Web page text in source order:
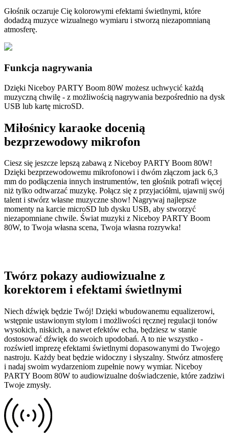
Głośnik oczaruje Cię kolorowymi efektami świetlnymi, które
dodadzą muzyce wizualnego wymiaru i stworzą niezapomnianą
atmosferę.
Funkcja nagrywania
Dzięki Niceboy PARTY Boom 80W możesz uchwycić każdą
muzyczną chwilę - z możliwością nagrywania bezpośrednio na dysk
USB lub kartę microSD.
Miłośnicy karaoke docenią
bezprzewodowy mikrofon
Ciesz się jeszcze lepszą zabawą z Niceboy PARTY Boom 80W!
Dzięki bezprzewodowemu mikrofonowi i dwóm złączom jack 6,3
mm do podłączenia innych instrumentów, ten głośnik potrafi więcej
niż tylko odtwarzać muzykę. Połącz się z przyjaciółmi, ujawnij swój
talent i stwórz własne muzyczne show! Nagrywaj najlepsze
momenty na karcie microSD lub dysku USB, aby stworzyć
niezapomniane chwile. Świat muzyki z Niceboy PARTY Boom
80W, to Twoja własna scena, Twoja własna rozrywka!
Twórz pokazy audiowizualne z
korektorem i efektami świetlnymi
Niech dźwięk będzie Twój! Dzięki wbudowanemu equalizerowi,
wstępnie ustawionym stylom i możliwości ręcznej regulacji tonów
wysokich, niskich, a nawet efektów echa, będziesz w stanie
dostosować dźwięk do swoich upodobań. A to nie wszystko -
rozświetl imprezę efektami świetlnymi dopasowanymi do Twojego
nastroju. Każdy beat będzie widoczny i słyszalny. Stwórz atmosferę
i nadaj swoim wydarzeniom zupełnie nowy wymiar. Niceboy
PARTY Boom 80W to audiowizualne doświadczenie, które zadziwi
Twoje zmysły.